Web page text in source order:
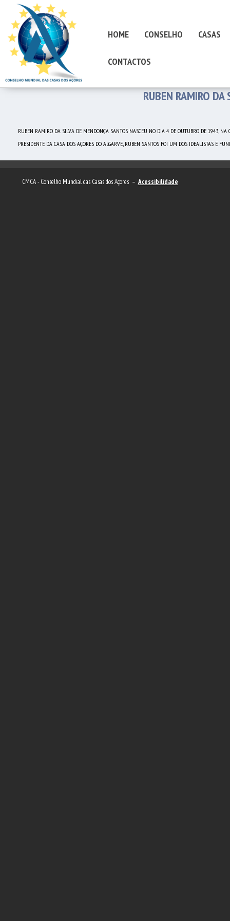
HOME CONSELHO CASAS
CONTACTOS
RUBEN RAMIRO
RUBEN RAMIRO DA SILVA DE MENDONÇA SANTOS NASCEU NO DIA 4 DE OUTUBRO DE 1943, NA
PRESIDENTE DA CASA DOS AÇORES DO ALGARVE, RUBEN SANTOS FOI UM DOS IDEALISTAS E
CMCA - Conselho Mundial das Casas dos Açores – Acessibilidade